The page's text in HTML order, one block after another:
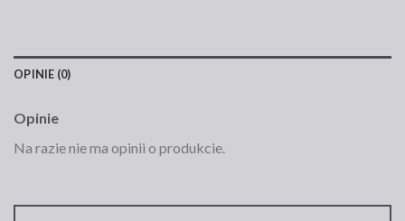
OPINIE (0)
Opinie
Na razie nie ma opinii o produkcie.